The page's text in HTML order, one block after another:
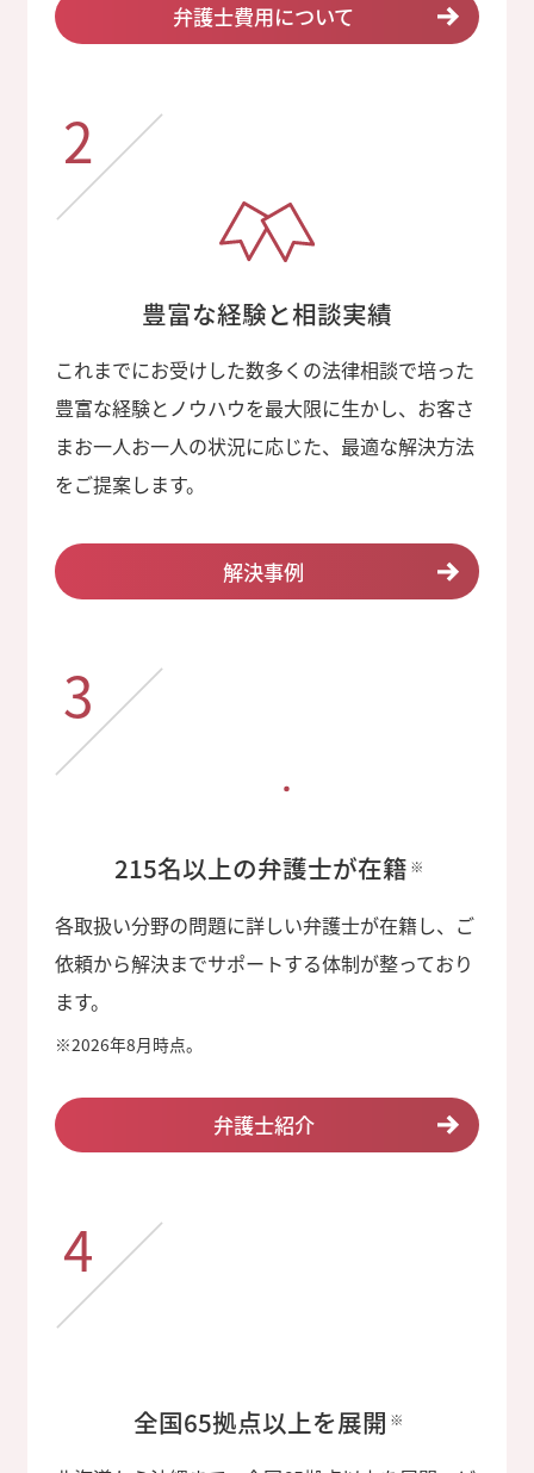
弁護士費用について
2
豊富な経験と相談実績
これまでにお受けした数多くの法律相談で培った
豊富な経験とノウハウを最大限に生かし、お客さ
まお一人お一人の状況に応じた、最適な解決方法
をご提案します。
解決事例
3
215名以上の弁護士が在籍 ※
各取扱い分野の問題に詳しい弁護士が在籍し、ご
依頼から解決までサポートする体制が整っており
ます。
※2026年8月時点。
弁護士紹介
4
全国65拠点以上を展開 ※